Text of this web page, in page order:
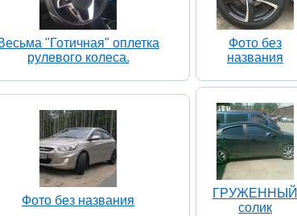
"Готичная" оплетка
рулевого колеса.
Фото без
названия
Фото без названия
ГРУЖЕННЫЙ
солик